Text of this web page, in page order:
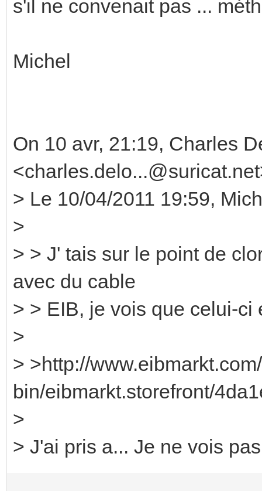
s'il ne convenait pas ...
Michel
On 10 avr, 21:19, Charles
> Le 10/04/2011 19:59,
>
> > J' tais sur le point de
avec du cable
> > EIB, je vois que celui-ci
>
> >http://
bin/eibmarkt.storefront/
>
> J'ai pris a... Je ne vois